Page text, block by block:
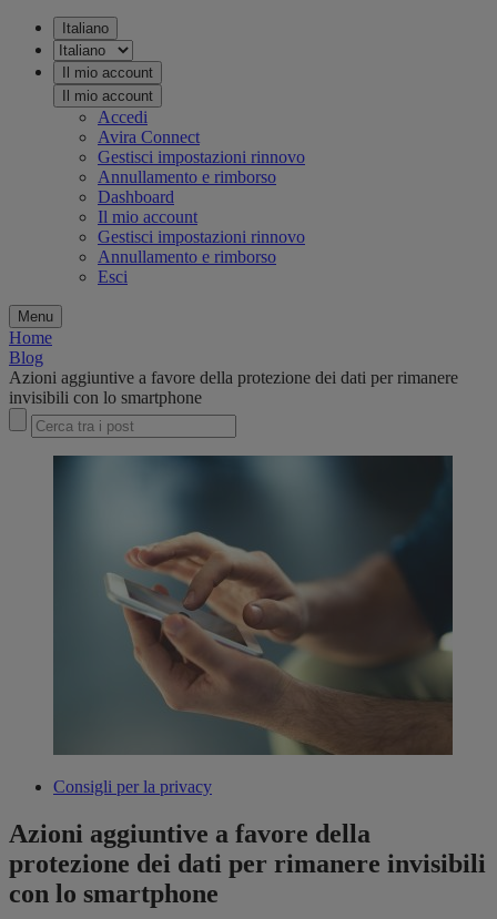
Italiano
Il mio account
Il mio account
Accedi
Avira Connect
Gestisci impostazioni rinnovo
Annullamento e rimborso
Dashboard
Il mio account
Gestisci impostazioni rinnovo
Annullamento e rimborso
Esci
Menu
Home
Blog
Azioni aggiuntive a favore della protezione dei dati per rimanere
invisibili con lo smartphone
Consigli per la privacy
Azioni aggiuntive a favore della
protezione dei dati per rimanere invisibili
con lo smartphone